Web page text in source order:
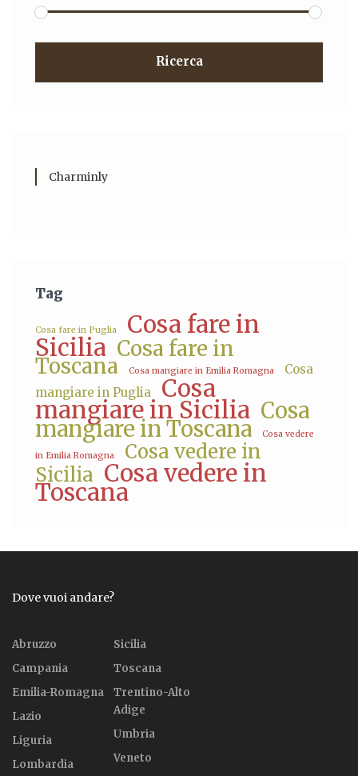
Ricerca
Charminly
Tag
Cosa fare in Puglia Cosa fare in
Sicilia Cosa fare in
Toscana Cosa mangiare in Emilia Romagna
Cosa
mangiare in Puglia
Cosa
mangiare in Sicilia Cosa
mangiare in Toscana Cosa vedere
in Emilia Romagna
Cosa vedere in
Sicilia Cosa vedere in
Toscana
Dove vuoi andare?
Abruzzo
Campania
Emilia-Romagna
Lazio
Liguria
Lombardia
Sicilia
Toscana
Trentino-Alto
Adige
Umbria
Veneto